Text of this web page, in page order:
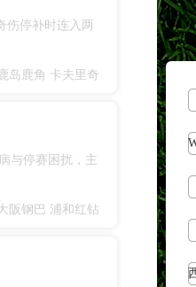
伤停补时连入两
鹿岛鹿角 卡夫里奇
与停赛困扰，主
阪钢巴 浦和红钻